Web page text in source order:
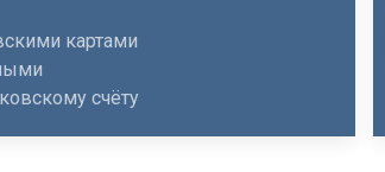
картами
счёту